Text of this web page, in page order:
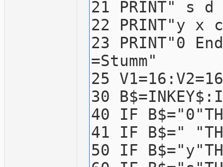
21 PRINT" s
22 PRINT"y x
23 PRINT"0
=Stumm"
25
30
40 IF
41 IF B$="
50 IF